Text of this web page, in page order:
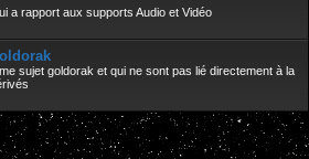
a rapport aux supports Audio et Vidéo
sujet goldorak et qui ne sont pas lié directement à la